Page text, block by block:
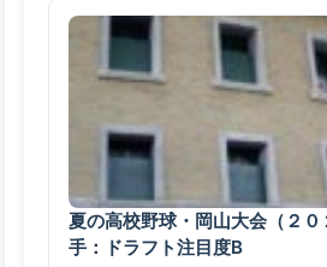
夏の高校野球・岡山大会（２
手：ドラフト注目度B